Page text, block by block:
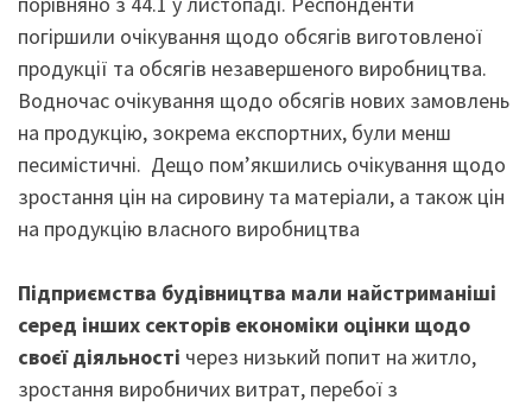
погіршили очікування щодо обсягів виготовленої
продукції та обсягів незавершеного виробництва.
Водночас очікування щодо обсягів нових замовлень
на продукцію, зокрема експортних, були менш
песимістичні. Дещо пом’якшились очікування щодо
зростання цін на сировину та матеріали, а також цін
на продукцію власного виробництва
Підприємства будівництва мали найстриманіші
серед інших секторів економіки оцінки щодо
своєї діяльності через низький попит на житло,
зростання виробничих витрат, перебої з